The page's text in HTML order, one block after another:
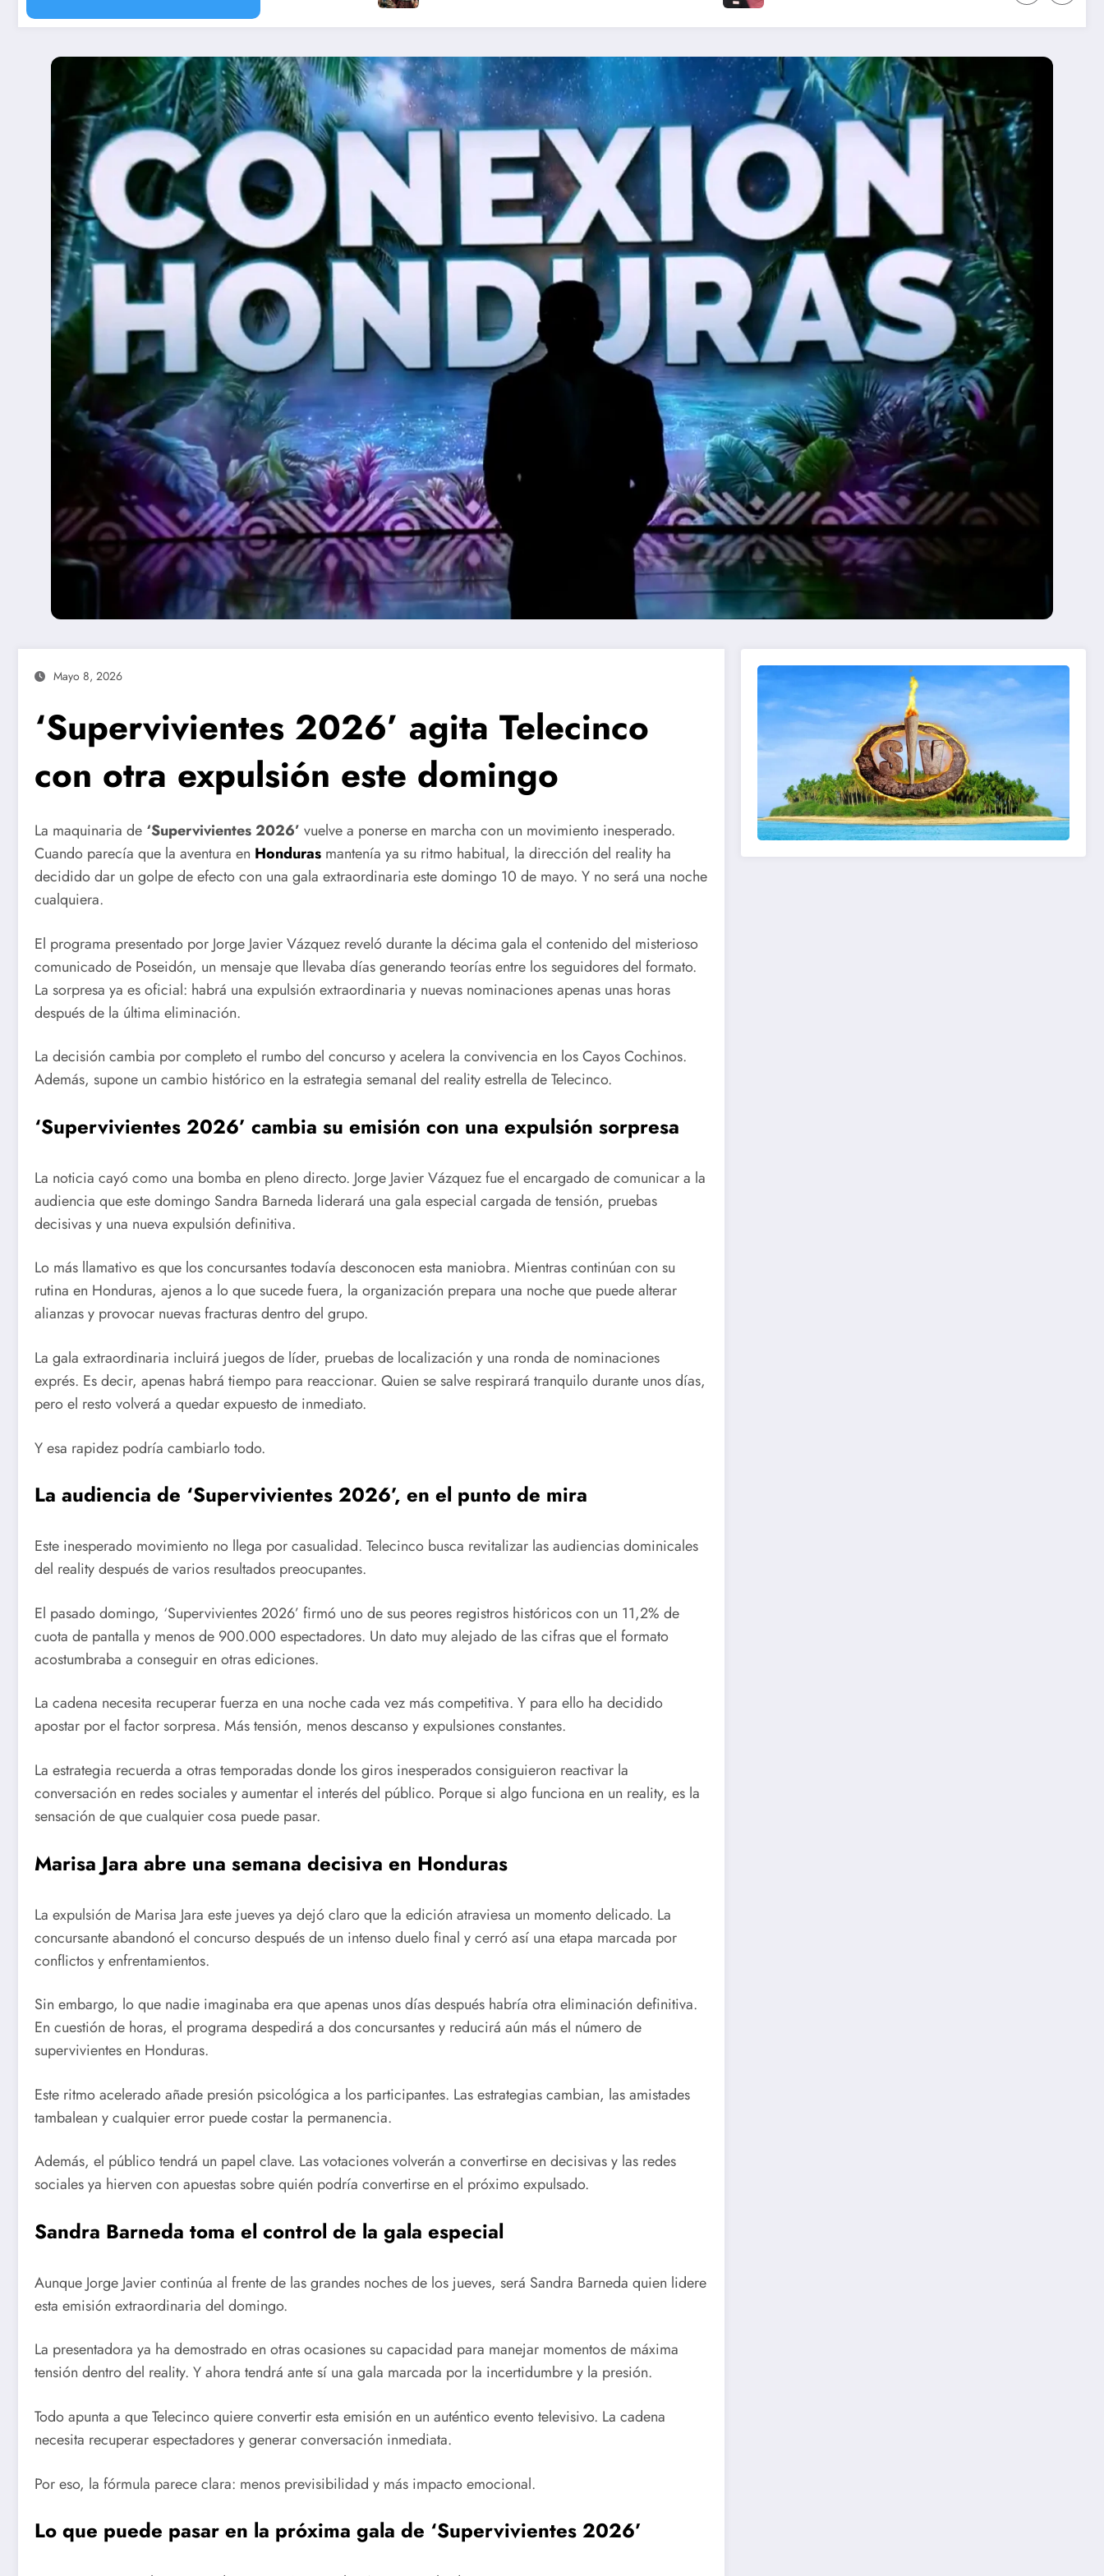
Mayo 8, 2026
‘Supervivientes 2026’ agita Telecinco
con otra expulsión este domingo
La maquinaria de ‘Supervivientes 2026’ vuelve a ponerse en marcha con un movimiento inesperado.
Cuando parecía que la aventura en Honduras mantenía ya su ritmo habitual, la dirección del reality ha
decidido dar un golpe de efecto con una gala extraordinaria este domingo 10 de mayo. Y no será una noche
cualquiera.
El programa presentado por Jorge Javier Vázquez reveló durante la décima gala el contenido del misterioso
comunicado de Poseidón, un mensaje que llevaba días generando teorías entre los seguidores del formato.
La sorpresa ya es oficial: habrá una expulsión extraordinaria y nuevas nominaciones apenas unas horas
después de la última eliminación.
La decisión cambia por completo el rumbo del concurso y acelera la convivencia en los Cayos Cochinos.
Además, supone un cambio histórico en la estrategia semanal del reality estrella de Telecinco.
‘Supervivientes 2026’ cambia su emisión con una expulsión sorpresa
La noticia cayó como una bomba en pleno directo. Jorge Javier Vázquez fue el encargado de comunicar a la
audiencia que este domingo Sandra Barneda liderará una gala especial cargada de tensión, pruebas
decisivas y una nueva expulsión definitiva.
Lo más llamativo es que los concursantes todavía desconocen esta maniobra. Mientras continúan con su
rutina en Honduras, ajenos a lo que sucede fuera, la organización prepara una noche que puede alterar
alianzas y provocar nuevas fracturas dentro del grupo.
La gala extraordinaria incluirá juegos de líder, pruebas de localización y una ronda de nominaciones
exprés. Es decir, apenas habrá tiempo para reaccionar. Quien se salve respirará tranquilo durante unos días,
pero el resto volverá a quedar expuesto de inmediato.
Y esa rapidez podría cambiarlo todo.
La audiencia de ‘Supervivientes 2026’, en el punto de mira
Este inesperado movimiento no llega por casualidad. Telecinco busca revitalizar las audiencias dominicales
del reality después de varios resultados preocupantes.
El pasado domingo, ‘Supervivientes 2026’ firmó uno de sus peores registros históricos con un 11,2% de
cuota de pantalla y menos de 900.000 espectadores. Un dato muy alejado de las cifras que el formato
acostumbraba a conseguir en otras ediciones.
La cadena necesita recuperar fuerza en una noche cada vez más competitiva. Y para ello ha decidido
apostar por el factor sorpresa. Más tensión, menos descanso y expulsiones constantes.
La estrategia recuerda a otras temporadas donde los giros inesperados consiguieron reactivar la
conversación en redes sociales y aumentar el interés del público. Porque si algo funciona en un reality, es la
sensación de que cualquier cosa puede pasar.
Marisa Jara abre una semana decisiva en Honduras
La expulsión de Marisa Jara este jueves ya dejó claro que la edición atraviesa un momento delicado. La
concursante abandonó el concurso después de un intenso duelo final y cerró así una etapa marcada por
conflictos y enfrentamientos.
Sin embargo, lo que nadie imaginaba era que apenas unos días después habría otra eliminación definitiva.
En cuestión de horas, el programa despedirá a dos concursantes y reducirá aún más el número de
supervivientes en Honduras.
Este ritmo acelerado añade presión psicológica a los participantes. Las estrategias cambian, las amistades
tambalean y cualquier error puede costar la permanencia.
Además, el público tendrá un papel clave. Las votaciones volverán a convertirse en decisivas y las redes
sociales ya hierven con apuestas sobre quién podría convertirse en el próximo expulsado.
Sandra Barneda toma el control de la gala especial
Aunque Jorge Javier continúa al frente de las grandes noches de los jueves, será Sandra Barneda quien lidere
esta emisión extraordinaria del domingo.
La presentadora ya ha demostrado en otras ocasiones su capacidad para manejar momentos de máxima
tensión dentro del reality. Y ahora tendrá ante sí una gala marcada por la incertidumbre y la presión.
Todo apunta a que Telecinco quiere convertir esta emisión en un auténtico evento televisivo. La cadena
necesita recuperar espectadores y generar conversación inmediata.
Por eso, la fórmula parece clara: menos previsibilidad y más impacto emocional.
Lo que puede pasar en la próxima gala de ‘Supervivientes 2026’